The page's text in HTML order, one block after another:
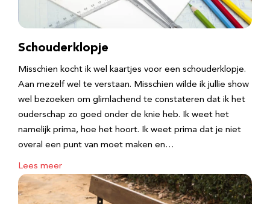
Schouderklopje
Misschien kocht ik wel kaartjes voor een schouderklopje.
Aan mezelf wel te verstaan. Misschien wilde ik jullie show
wel bezoeken om glimlachend te constateren dat ik het
ouderschap zo goed onder de knie heb. Ik weet het
namelijk prima, hoe het hoort. Ik weet prima dat je niet
overal een punt van moet maken en…
Lees meer